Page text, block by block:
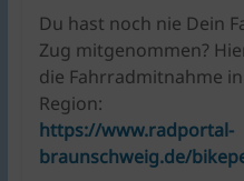
Du hast noch nie Dein
Zug mitgenommen?
die Fahrradmitnahme
Region:
https://www.radportal-
braunschweig.de/